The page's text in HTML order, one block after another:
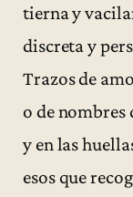
tierna y
discreta y
Trazos de
o de nombres
y en las
esos que